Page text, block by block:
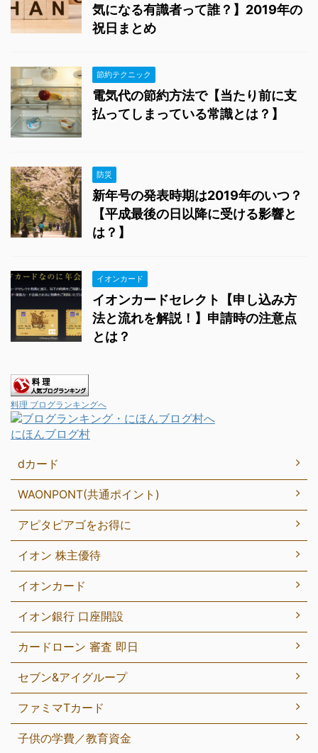
気になる有識者って誰？】2019年の
祝日まとめ
節約テクニック
電気代の節約方法で【当たり前に支
払ってしまっている常識とは？】
防災
新年号の発表時期は2019年のいつ？
【平成最後の日以降に受ける影響と
は？】
イオンカード
イオンカードセレクト【申し込み方
法と流れを解説！】申請時の注意点
とは？
料理 ブログランキングへ
にほんブログ村
dカード
WAONPONT(共通ポイント)
アピタピアゴをお得に
イオン 株主優待
イオンカード
イオン銀行 口座開設
カードローン 審査 即日
セブン&アイグループ
ファミマTカード
子供の学費／教育資金